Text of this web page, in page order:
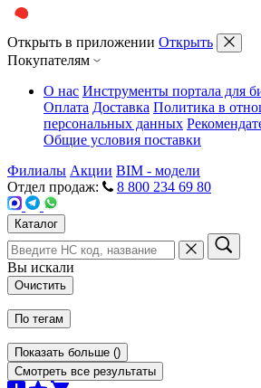
Открыть в приложении Открыть
Покупателям
О нас Инструменты портала для
Оплата Доставка Политика в
персональных данных
Общие условия поставки
Филиалы Акции BIM - модели
Отдел продаж:
8 800 234 69 80
Каталог
Вы искали
Очистить
По тегам
Показать больше ()
Смотреть все результаты